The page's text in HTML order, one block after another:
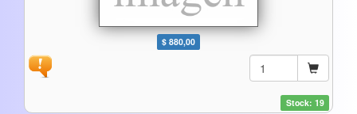
$ 880,00
Stock: 19